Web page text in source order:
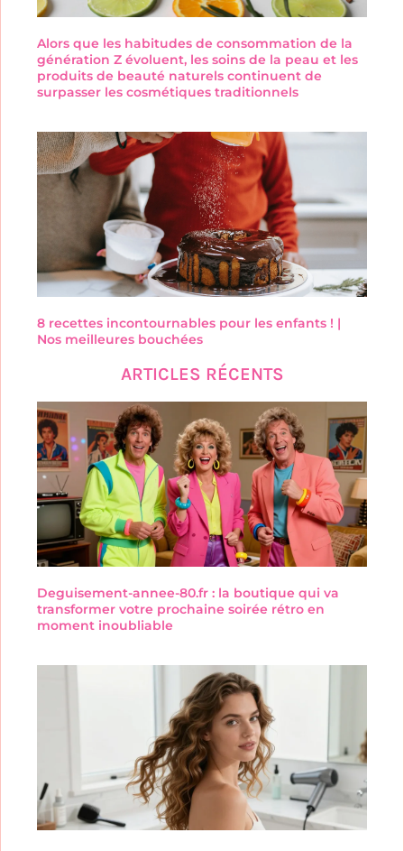
Alors que les habitudes de consommation de la
génération Z évoluent, les soins de la peau et les
produits de beauté naturels continuent de
surpasser les cosmétiques traditionnels
8 recettes incontournables pour les enfants ! |
Nos meilleures bouchées
ARTICLES RÉCENTS
Deguisement-annee-80.fr : la boutique qui va
transformer votre prochaine soirée rétro en
moment inoubliable